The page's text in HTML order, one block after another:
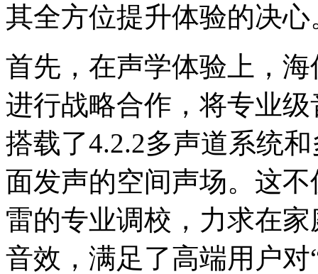
其全方位提升体验的决心
首先，在声学体验上，
进行战略合作，将专业
搭载了4.2.2多声道系统
面发声的空间声场。这
雷的专业调校，力求在
音效，满足了高端用户